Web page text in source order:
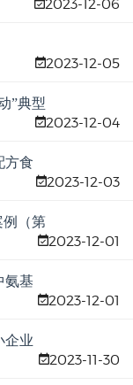
2023-12-06
2023-12-05
”典型
2023-12-04
方食
2023-12-03
例（第
2023-12-01
氨基
2023-12-01
企业
2023-11-30